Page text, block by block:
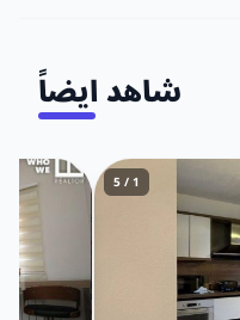
شاهد ايضاً
1 / 5